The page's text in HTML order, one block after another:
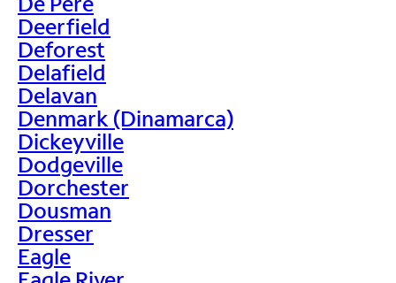
Deerfield
Deforest
Delafield
Delavan
Denmark (Dinamarca)
Dickeyville
Dodgeville
Dorchester
Dousman
Dresser
Eagle